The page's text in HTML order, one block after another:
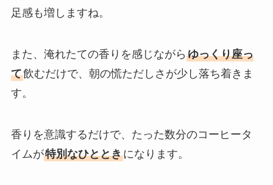
足感も増しますね。
また、淹れたての香りを感じながら ゆっくり座っ
て飲むだけで、朝の慌ただしさが少し落ち着きま
す。
香りを意識するだけで、たった数分のコーヒータ
イムが特別なひとときになります。